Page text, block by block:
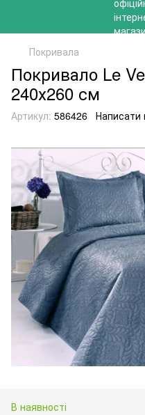
Покривала
Покривало Le
240х260 см
Артикул: 586426 Написати
В наявності